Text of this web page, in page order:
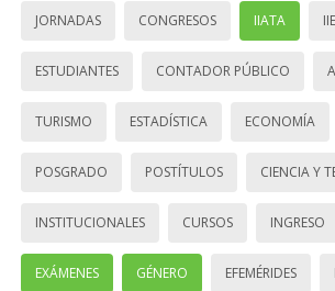
JORNADAS CONGRESOS IIATA IIE
ESTUDIANTES CONTADOR PÚBLICO
TURISMO ESTADÍSTICA ECONOMÍA
POSGRADO POSTÍTULOS CIENCIA Y
INSTITUCIONALES CURSOS INGRESO
EXÁMENES GÉNERO EFEMÉRIDES